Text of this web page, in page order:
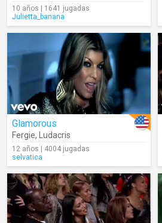
10 años | 1641 jugadas
Julietta_banana
Glamorous
Fergie, Ludacris
12 años | 4004 jugadas
selvatica